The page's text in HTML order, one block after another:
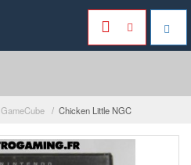
GameCube Chicken Little NGC